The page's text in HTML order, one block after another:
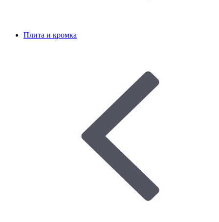
Плита и кромка